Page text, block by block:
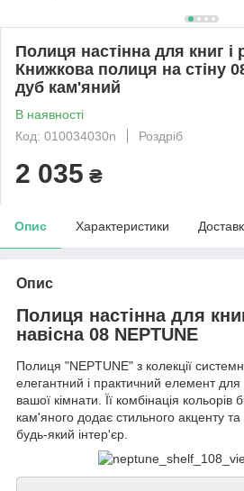
Полиця настінна для книг і
Книжкова полиця на стіну
дуб кам'яний
В наявності
Код: 010034030n
Роздріб
2 035 ₴
Опис Характеристики
Опис
Полиця настінна для
навісна 08 NEPTUNE
Полиця "NEPTUNE" з колекції
елегантний і практичний елемент для
вашої кімнати. Її комбінація кольорів
кам'яного додає стильного акценту
будь-який інтер'єр.